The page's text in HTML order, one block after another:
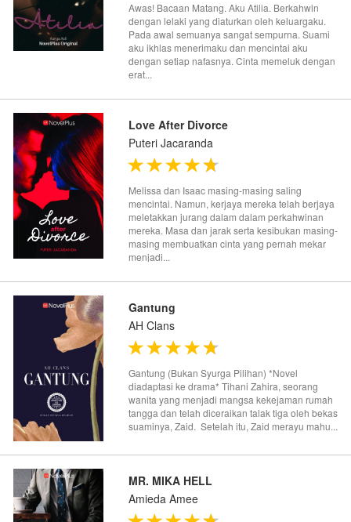
Awas! Bacaan Matang. Aku Atilia. Berkahwin
dengan lelaki yang diaturkan oleh keluargaku.
Pada awal semuanya sangat sempurna. Suami
aku ikhlas menerimaku dan mencintai aku
dengan setiap nafasnya. Cinta memeluk dengan
erat...
Love After Divorce
Puteri Jacaranda
Melissa dan Isaac masing-masing saling
mencintai. Namun, kerjaya mereka telah berjaya
meletakkan jurang dalam dalam perkahwinan
mereka. Masa dan jarak serta kesibukan masing-
masing membuatkan cinta yang pernah mekar
menjadi...
Gantung
AH Clans
Gantung (Bukan Syurga Pilihan) *Novel
diadaptasi ke drama* Tihani Zahira, seorang
wanita yang menjadi mangsa kekejaman rumah
tangga dan telah diceraikan talak tiga oleh bekas
suaminya, Zaid. Setelah itu, Zaid merayu mahu...
MR. MIKA HELL
Amieda Amee